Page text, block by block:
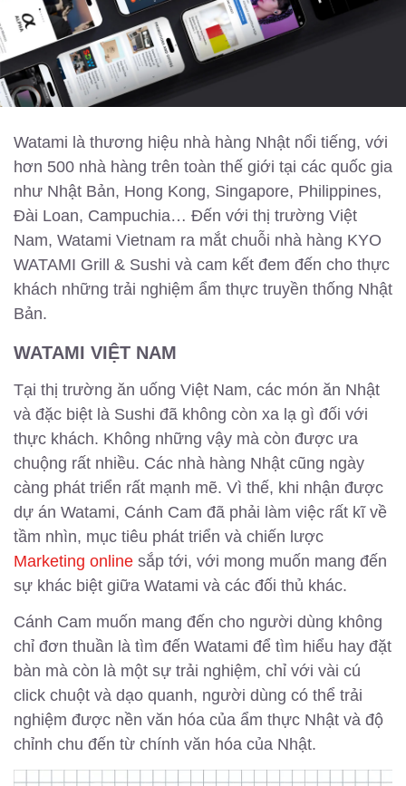
Watami là thương hiệu nhà hàng Nhật nổi tiếng, với
hơn 500 nhà hàng trên toàn thế giới tại các quốc gia
như Nhật Bản, Hong Kong, Singapore, Philippines,
Đài Loan, Campuchia… Đến với thị trường Việt
Nam, Watami Vietnam ra mắt chuỗi nhà hàng KYO
WATAMI Grill & Sushi và cam kết đem đến cho thực
khách những trải nghiệm ẩm thực truyền thống Nhật
Bản.
WATAMI VIỆT NAM
Tại thị trường ăn uống Việt Nam, các món ăn Nhật
và đặc biệt là Sushi đã không còn xa lạ gì đối với
thực khách. Không những vậy mà còn được ưa
chuộng rất nhiều. Các nhà hàng Nhật cũng ngày
càng phát triển rất mạnh mẽ. Vì thế, khi nhận được
dự án Watami, Cánh Cam đã phải làm việc rất kĩ về
tầm nhìn, mục tiêu phát triển và chiến lược
Marketing online sắp tới, với mong muốn mang đến
sự khác biệt giữa Watami và các đối thủ khác.
Cánh Cam muốn mang đến cho người dùng không
chỉ đơn thuần là tìm đến Watami để tìm hiểu hay đặt
bàn mà còn là một sự trải nghiệm, chỉ với vài cú
click chuột và dạo quanh, người dùng có thể trải
nghiệm được nền văn hóa của ẩm thực Nhật và độ
chỉnh chu đến từ chính văn hóa của Nhật.